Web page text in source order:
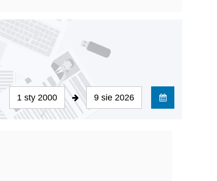
1 sty 2000 9 sie 2026